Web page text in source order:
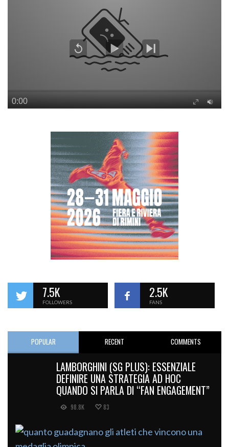
7.5K
FOLLOWERS
2.5K
FANS
POPULAR RECENT COMMENTS
LAMBORGHINI (SG PLUS): ESSENZIALE
DEFINIRE UNA STRATEGIA AD HOC
QUANDO SI PARLA DI “FAN ENGAGEMENT”
98.8K 83